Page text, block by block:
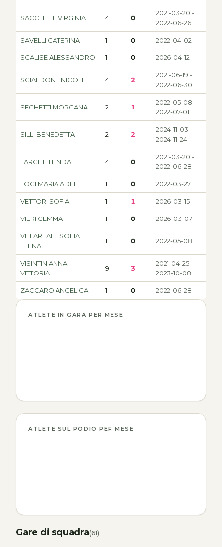
SACCHETTI VIRGINIA 4 0
2021-03-20 -
2022-06-26
SAVELLI CATERINA 1 0 2022-04-02
SCALISE ALESSANDRO 1 0 2026-04-12
SCIALDONE NICOLE 4 2
2021-06-19 -
2022-06-30
SEGHETTI MORGANA 2 1
2022-05-08 -
2022-07-01
SILLI BENEDETTA 2 2
2024-11-03 -
2024-11-24
TARGETTI LINDA 4 0
2021-03-20 -
2022-06-28
TOCI MARIA ADELE 1 0 2022-03-27
VETTORI SOFIA 1 1 2026-03-15
VIERI GEMMA 1 0 2026-03-07
VILLAREALE SOFIA
ELENA
1 0 2022-05-08
VISINTIN ANNA
VITTORIA
9 3
2021-04-25 -
2023-10-08
ZACCARO ANGELICA 1 0 2022-06-28
ATLETE IN GARA PER MESE
ATLETE SUL PODIO PER MESE
Gare di squadra(61)